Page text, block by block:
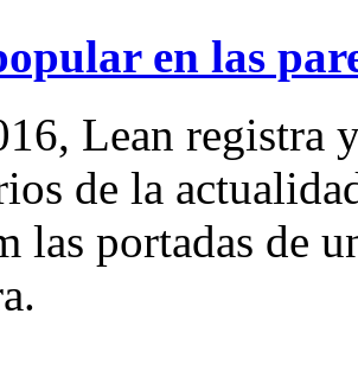
en las
Lean registra
de la
las portadas de